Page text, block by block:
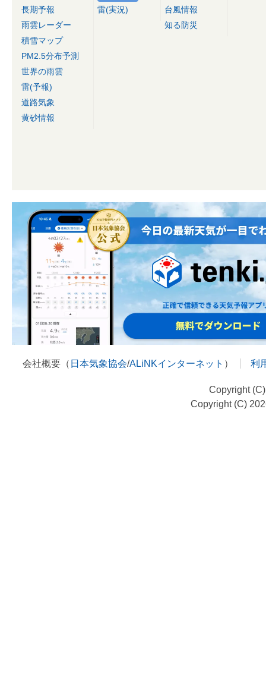
長期予報
雨雲レーダー
積雪マップ
PM2.5分布予測
世界の雨雲
雷(予報)
道路気象
黄砂情報
雷(実況)
台風情報
知る防災
会社概要（ 日本気象協会/ALiNKインターネット ） 利
Copyright
Copyright (C)